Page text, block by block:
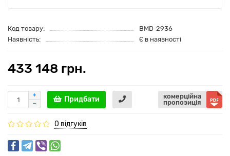
Код товару:
BMD-2936
Наявність:
Є в наявності
433 148 грн.
Придбати
комерційна
пропозиція
0 відгуків